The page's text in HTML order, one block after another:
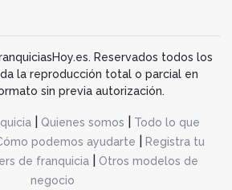
Reservados todos los
la reproducción total o parcial en
sin previa autorización.
Quienes somos
Todo lo que
podemos ayudarte
Registra tu
de franquicia|
Otros modelos de
negocio